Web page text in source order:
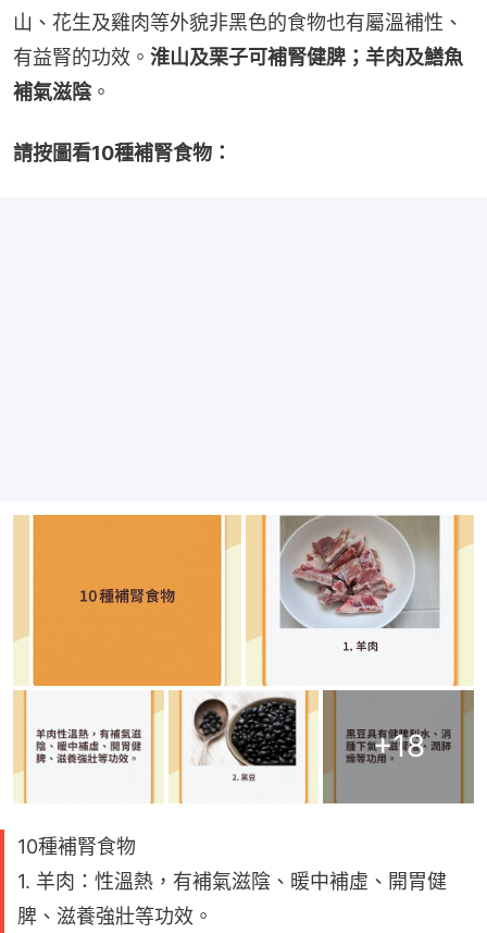
山、花生及雞肉等外貌非黑色的食物也有屬溫補性、
有益腎的功效。 淮山及栗子可補腎健脾；羊肉及鱔魚
補氣滋陰。
請按圖看10種補腎食物：
+18
10種補腎食物
1. 羊肉：性溫熱，有補氣滋陰、暖中補虛、開胃健
脾、滋養強壯等功效。